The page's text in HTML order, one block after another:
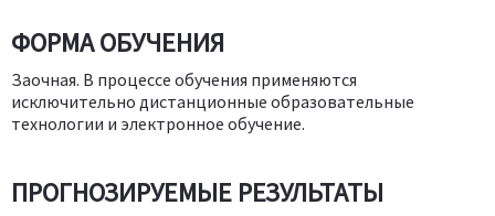
ФОРМА ОБУЧЕНИЯ
Заочная. В процессе обучения применяются
исключительно дистанционные образовательные
технологии и электронное обучение.
ПРОГНОЗИРУЕМЫЕ РЕЗУЛЬТАТЫ